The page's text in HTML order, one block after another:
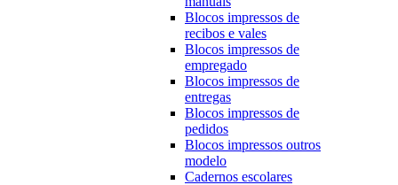
Blocos impressos de
recibos e vales
Blocos impressos de
empregado
Blocos impressos de
entregas
Blocos impressos de
pedidos
Blocos impressos outros
modelo
Cadernos escolares